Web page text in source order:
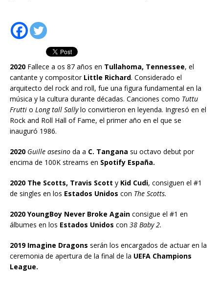
2020 Fallece a os 87 años en Tullahoma, Tennessee, el
cantante y compositor Little Richard. Considerado el
arquitecto del rock and roll, fue una figura fundamental en la
música y la cultura durante décadas. Canciones como Tuttu
Frutti o Long tall Sallylo convirtieron en leyenda. Ingresó en el
Rock and Roll Hall of Fame, el primer año en el que se
inauguró 1986.
2020 Guille asesino da a C. Tangana su octavo debut por
encima de 100K streams en Spotify España.
2020 The Scotts, Travis Scott y Kid Cudi, consiguen el #1
de singles en los Estados Unidos con The Scotts.
2020 YoungBoy Never Broke Again consigue el #1 en
álbumes en los Estados Unidos con 38 Baby 2.
2019 Imagine Dragons serán los encargados de actuar en la
ceremonia de apertura de la final de la UEFA Champions
League.